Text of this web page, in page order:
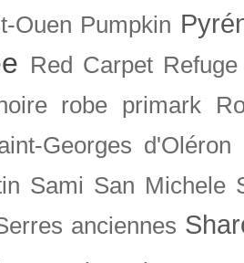
Ouen Pumpkin
Red Carpet Refuge
robe primark
Georges d'Oléron
Sami San Michele
anciennes